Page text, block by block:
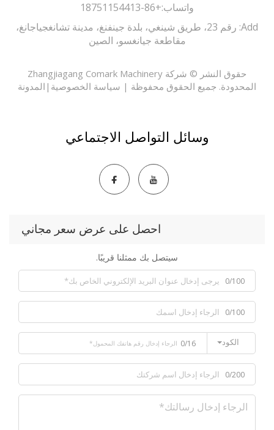
واتساب:+86-18751154413
Add: رقم 23، طريق شينغي، بلدة جينفنغ، مدينة تشانغجياجانغ،
مقاطعة جيانغسو، الصين
حقوق النشر © شركة Zhangjiagang Comark Machinery
جميع الحقوق محفوظة |سياسة الخصوصية|المدونة
وسائل التواصل الاجتماعي
احصل على عرض سعر مجاني
سيتصل بك ممثلنا قريبًا.
0/16